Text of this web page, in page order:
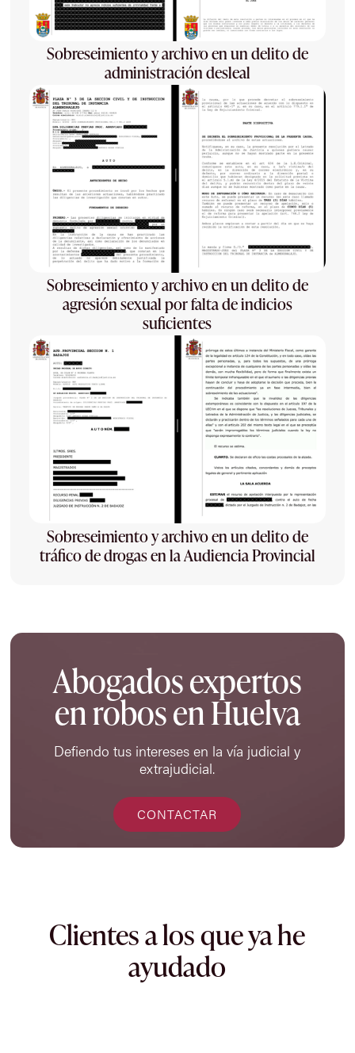
Sobreseimiento y archivo en un delito de
administración desleal
Sobreseimiento y archivo en un delito de
agresión sexual por falta de indicios
suficientes
Sobreseimiento y archivo en un delito de
tráfico de drogas en la Audiencia Provincial
Abogados expertos
en robos en Huelva
Defiendo tus intereses en la vía judicial y
extrajudicial.
CONTACTAR
Clientes a los que ya he
ayudado